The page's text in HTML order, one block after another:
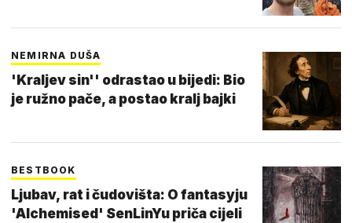
NEMIRNA DUŠA
'Kraljev sin'' odrastao u bijedi: Bio
je ružno pače, a postao kralj bajki
BESTBOOK
Ljubav, rat i čudovišta: O fantasyju
'Alchemised' SenLinYu priča cijeli